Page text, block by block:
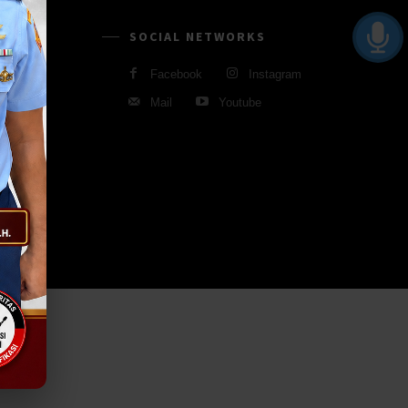
SOCIAL NETWORKS
Facebook Instagram
Mail Youtube